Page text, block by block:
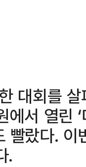
대회를
서 열린
빨랐다.
.